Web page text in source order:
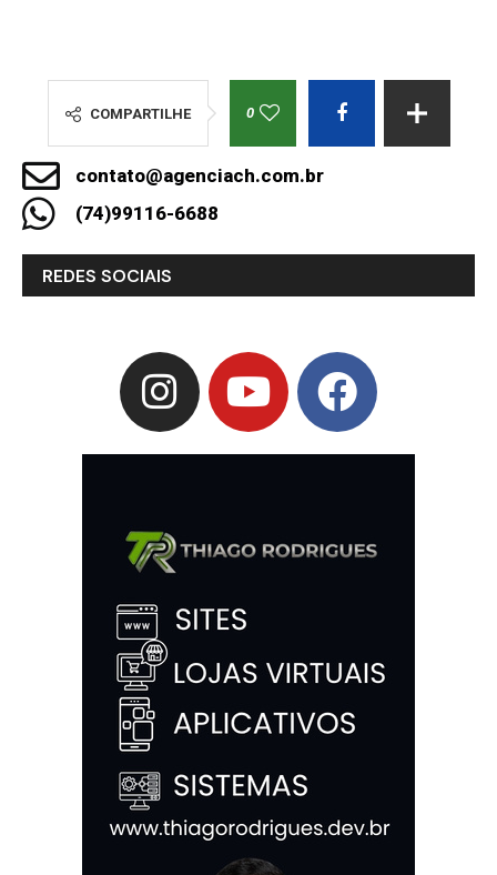
COMPARTILHE 0
contato@agenciach.com.br
(74)99116-6688
REDES SOCIAIS